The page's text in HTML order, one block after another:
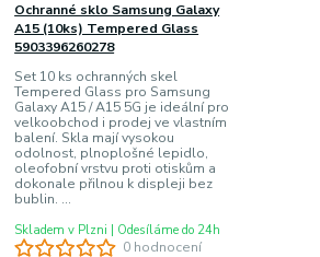
0 hodnocení
Ochranné sklo Samsung Galaxy
A15 (10ks) Tempered Glass
5903396260278
Set 10 ks ochranných skel
Tempered Glass pro Samsung
Galaxy A15 / A15 5G je ideální pro
velkoobchod i prodej ve vlastním
balení. Skla mají vysokou
odolnost, plnoplošné lepidlo,
oleofobní vrstvu proti otiskům a
dokonale přilnou k displeji bez
bublin. ...
Skladem v Plzni | Odesíláme do 24h